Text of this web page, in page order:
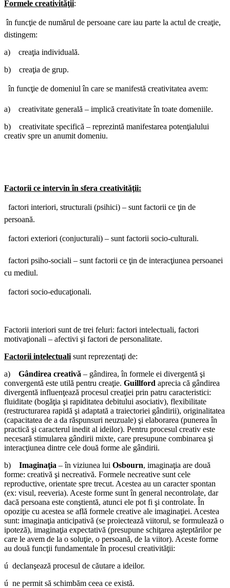
Formele creativităţii:
 în funcţie de numărul de persoane care iau parte la actul de creaţie,
distingem:
a) creaţia individuală.
b) creaţia de grup.
 în funcţie de domeniul în care se manifestă creativitatea avem:
a) creativitate generală – implică creativitate în toate domeniile.
b) creativitate specifică – reprezintă manifestarea potenţialului
creativ spre un anumit domeniu.
Factorii ce intervin în sfera creativităţii:
 factori interiori, structurali (psihici) – sunt factorii ce ţin de
persoană.
 factori exteriori (conjucturali) – sunt factorii socio-culturali.
 factori psiho-sociali – sunt factorii ce ţin de interacţiunea persoanei
cu mediul.
 factori socio-educaţionali.
Factorii interiori sunt de trei feluri: factori intelectuali, factori
motivaţionali – afectivi şi factori de personalitate.
Factorii intelectuali sunt reprezentaţi de:
a) Gândirea creativă – gândirea, în formele ei divergentă şi
convergentă este utilă pentru creaţie. Guillford aprecia că gândirea
divergentă influenţează procesul creaţiei prin patru caracteristici:
fluiditate (bogăţia şi rapiditatea debitului asociativ), flexibilitate
(restructurarea rapidă şi adaptată a traiectoriei gândirii), originalitatea
(capacitatea de a da răspunsuri neuzuale) şi elaborarea (punerea în
practică şi caracterul inedit al ideilor). Pentru procesul creativ este
necesară stimularea gândirii mixte, care presupune combinarea şi
interacţiunea dintre cele două forme ale gândirii.
b) Imaginaţia – în viziunea lui Osbourn, imaginaţia are două
forme: creativă şi necreativă. Formele necreative sunt cele
reproductive, orientate spre trecut. Acestea au un caracter spontan
(ex: visul, reeveria). Aceste forme sunt în general necontrolate, dar
dacă persoana este conştientă, atunci ele pot fi şi controlate. În
opoziţie cu acestea se află formele creative ale imaginaţiei. Acestea
sunt: imaginaţia anticipativă (se proiectează viitorul, se formulează o
ipoteză), imaginaţia expectativă (presupune schiţarea aşteptărilor pe
care le avem de la o soluţie, o persoană, de la viitor). Aceste forme
au două funcţii fundamentale în procesul creativităţii:
ú declanşează procesul de căutare a ideilor.
ú ne permit să schimbăm ceea ce există.